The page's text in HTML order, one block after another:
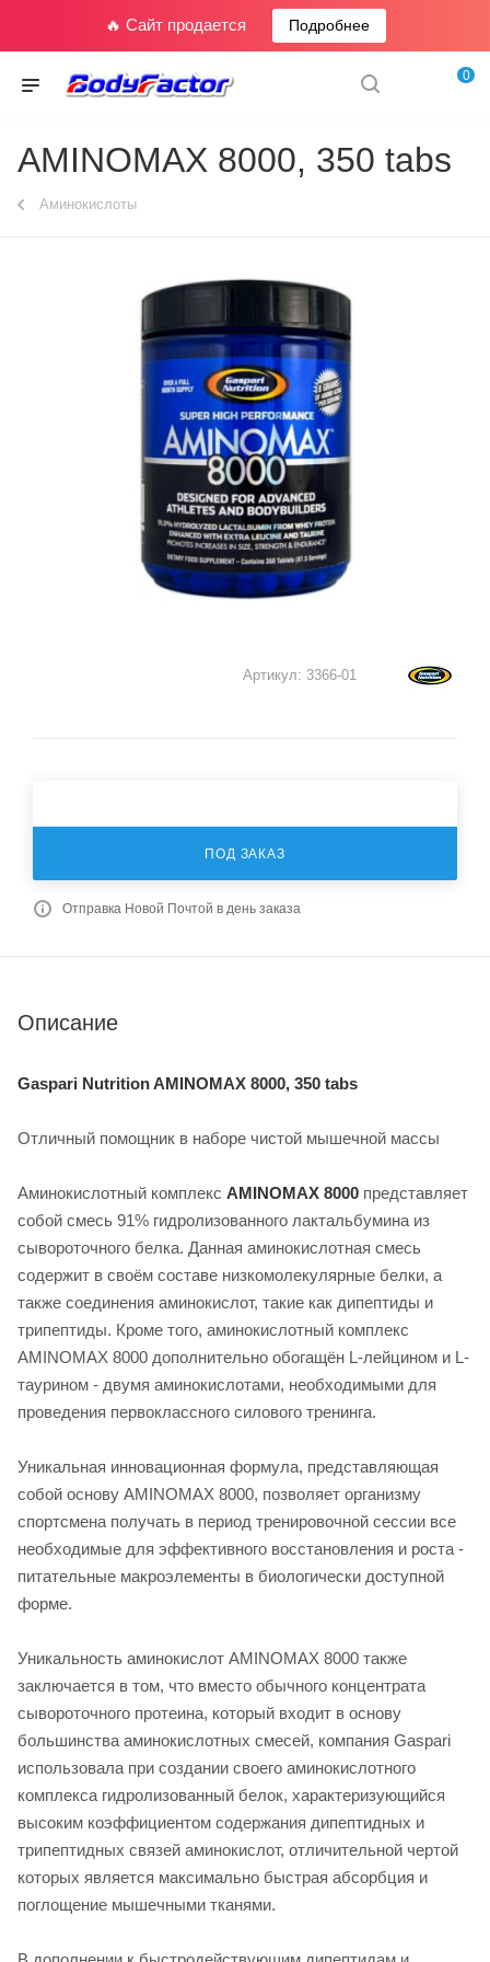
🔥 Сайт продается Подробнее
0
AMINOMAX 8000, 350 tabs
Аминокислоты
Артикул: 3366-01
ПОД ЗАКАЗ
Отправка Новой Почтой в день заказа
Описание
Gaspari Nutrition AMINOMAX 8000, 350 tabs
Отличный помощник в наборе чистой мышечной массы
Аминокислотный комплекс AMINOMAX 8000 представляет
собой смесь 91% гидролизованного лактальбумина из
сывороточного белка. Данная аминокислотная смесь
содержит в своём составе низкомолекулярные белки, а
также соединения аминокислот, такие как дипептиды и
трипептиды. Кроме того, аминокислотный комплекс
AMINOMAX 8000 дополнительно обогащён L-лейцином и L-
таурином - двумя аминокислотами, необходимыми для
проведения первоклассного силового тренинга.
Уникальная инновационная формула, представляющая
собой основу AMINOMAX 8000, позволяет организму
спортсмена получать в период тренировочной сессии все
необходимые для эффективного восстановления и роста -
питательные макроэлементы в биологически доступной
форме.
Уникальность аминокислот AMINOMAX 8000 также
заключается в том, что вместо обычного концентрата
сывороточного протеина, который входит в основу
большинства аминокислотных смесей, компания Gaspari
использовала при создании своего аминокислотного
комплекса гидролизованный белок, характеризующийся
высоким коэффициентом содержания дипептидных и
трипептидных связей аминокислот, отличительной чертой
которых является максимально быстрая абсорбция и
поглощение мышечными тканями.